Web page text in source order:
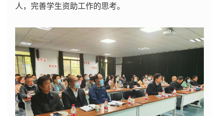
人，完善学生资助工作的思考。